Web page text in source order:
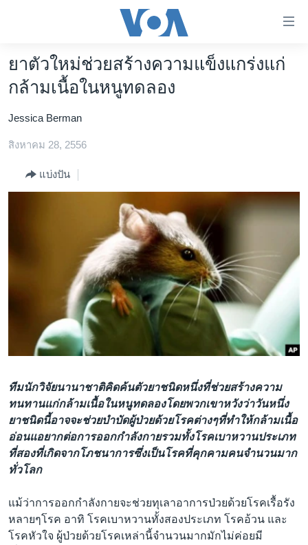
ต่อ
ไป
เนื้อหา
ข้าม
ค้นหา
หน้าหลัก
โลก
เอเชีย
สหรัฐฯ
ไทย
ธุรกิจ
สังคมและสุขภาพ
ตรวจสอบข่าว
เรียนรู้ภาษาอังกฤษ
พอดคาสต์
ติดตามเรา
เลือกภาษา
ยาตัวใหม่ช่วยสร้างความแข็งแกร่งแก่
กล้ามเนื้อในหนูทดลอง
Jessica Berman
สิงหาคม 28, 2556
แบ่งปัน
ทีมนักวิจัยนานาชาติคิดค้นตัวยาชนิดหนึ่งที่ช่วยสร้างความ
ทนทานแก่กล้ามเนื้อในหนูทดลองโดยพวกเขาหวังว่าวันหนึ่ง
ยาชนิดนี้อาจจะช่วยบำบัดผู้ป่วยด้วยโรคต่างๆที่ทำให้กล้ามเนื้อ
อ่อนแอยากต่อการออกกำลังกายรวมทั้งโรคเบาหวานประเภท
ที่สองที่เกิดจากโภชนาการซึ่งเป็นโรคที่คุกคามคนจำนวนมาก
ทั่วโลก
แม้ว่าการออกกำลังกายจะช่วยทุเลาอาการป่วยด้วยโรคเรื้อรัง
หลายๆโรค อาทิ โรคเบาหวานทั้งสองประเภท โรคอ้วน และ
โรคหัวใจ ผู้ป่วยด้วยโรคเหล่านี้จำนวนมากมักไม่ค่อยมี